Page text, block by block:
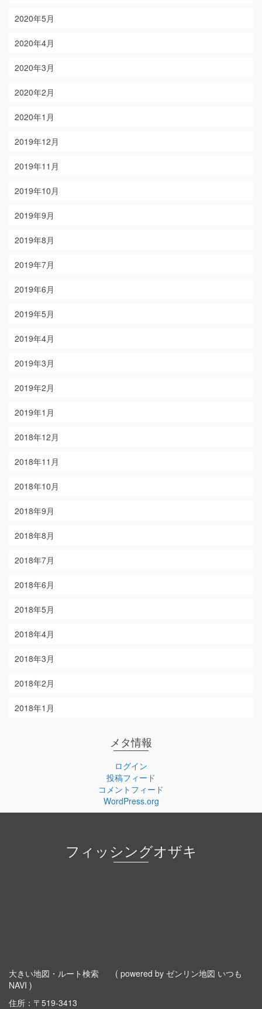
2020年5月
2020年4月
2020年3月
2020年2月
2020年1月
2019年12月
2019年11月
2019年10月
2019年9月
2019年8月
2019年7月
2019年6月
2019年5月
2019年4月
2019年3月
2019年2月
2019年1月
2018年12月
2018年11月
2018年10月
2018年9月
2018年8月
2018年7月
2018年6月
2018年5月
2018年4月
2018年3月
2018年2月
2018年1月
メタ情報
ログイン
投稿フィード
コメントフィード
WordPress.org
フィッシングオザキ
大きい地図・ルート検索
( powered by ゼンリン地図 いつも
NAVI )
住所：〒519-3413